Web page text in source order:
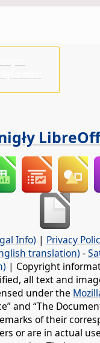
Info) | Privacy
translation) -
| Copyright
all text and
under the
and “The
of their
or are in actual